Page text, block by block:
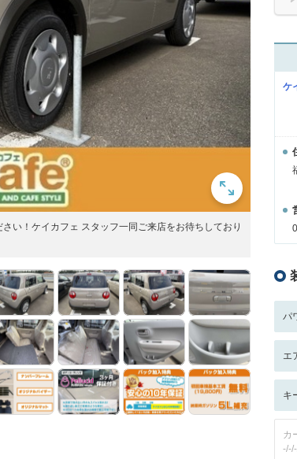
い！ケイカフェ スタッフ一同ご来店をお待ちしており
ケ
パ
エ
キ
カ